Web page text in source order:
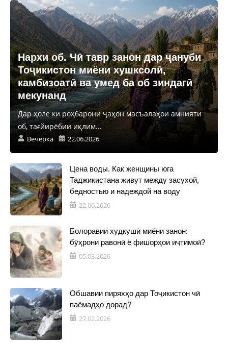
Нархи об. Чӣ тавр занон дар ҷануби
Тоҷикистон миёни хушксолӣ,
камбизоатӣ ва умед ба об зиндагӣ
мекунанд
Дар ҳоле ки роҳбарони ҷаҳон масъалаҳои амнияти
об, тағйирёбии иқлим...
Вечерка 22.06.2026
Цена воды. Как женщины юга
Таджикистана живут между засухой,
бедностью и надеждой на воду
22.06.2026
Болоравии худкушӣ миёни занон:
бӯҳрони равонӣ ё фишорҳои иҷтимоӣ?
05.03.2026
Обшавии пиряхҳо дар Тоҷикистон чӣ
паёмадҳо дорад?
27.02.2026